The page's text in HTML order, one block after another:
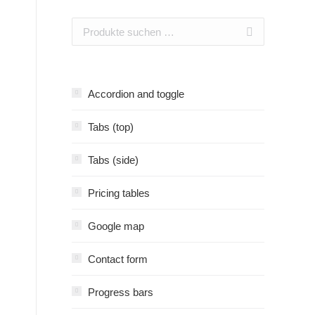
Accordion and toggle
Tabs (top)
Tabs (side)
Pricing tables
Google map
Contact form
Progress bars